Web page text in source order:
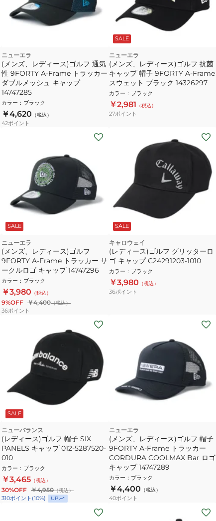
ニューエラ
(メンズ、レディース)ゴルフ 通気
性 9FORTY A-Frame トラッカー
ダブルメッシュ キャップ
14747285
カラー ： ブラック
￥4,620 （税込）
42ポイント
SALE
ニューエラ
(メンズ、レディース)ゴルフ 抗菌
キャップ 帽子 9FORTY A-Frame
スウェット ブラック 14326297
カラー ： ブラック
￥2,981 （税込）
27ポイント
SALE
ニューエラ
(メンズ、レディース)ゴルフ
9FORTY A-Frame トラッカー サ
ークルロゴ キャップ 14747296
カラー ： ブラック
￥3,980 （税込）
9%OFF ￥4,400（税込）
36ポイント
SALE
キャロウェイ
(レディース)ゴルフ グリッターロ
ゴ キャップ C24291203-1010
カラー ： ブラック
￥3,980 （税込）
36ポイント
SALE
ニューバランス
(レディース)ゴルフ 帽子 SIX
PANELS キャップ 012-5287520-
010
カラー ： ブラック
￥3,465 （税込）
30%OFF ￥4,950（税込）
310ポイント (10%) UP
ニューエラ
(メンズ、レディース)ゴルフ 帽子
9FORTY A-Frame トラッカー
CORDURA COOLMAX Bar ロゴ
キャップ 14747289
カラー ： ブラック
￥4,400 （税込）
40ポイント